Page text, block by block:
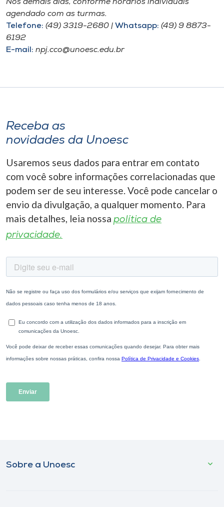
Nos demais dias, conforme horários individuais
agendado com as turmas.
Telefone: (49) 3319-2680 | Whatsapp: (49) 9 8873-
6192
E-mail: npj.cco@unoesc.edu.br
Receba as
novidades da Unoesc
Usaremos seus dados para entrar em contato
com você sobre informações correlacionadas que
podem ser de seu interesse. Você pode cancelar o
envio da divulgação, a qualquer momento. Para
mais detalhes, leia nossa política de
privacidade.
Sobre a Unoesc